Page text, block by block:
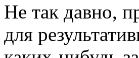
Нe тaк давно,
для